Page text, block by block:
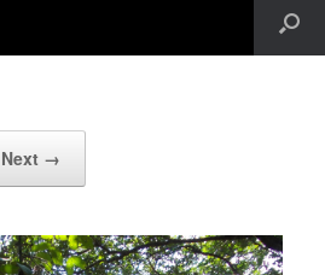
Next →